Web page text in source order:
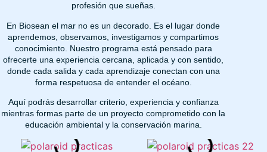
profesión que sueñas.
En Biosean el mar no es un decorado. Es el lugar donde
aprendemos, observamos, investigamos y compartimos
conocimiento. Nuestro programa está pensado para
ofrecerte una experiencia cercana, aplicada y con sentido,
donde cada salida y cada aprendizaje conectan con una
forma respetuosa de entender el océano.
Aquí podrás desarrollar criterio, experiencia y confianza
mientras formas parte de un proyecto comprometido con la
educación ambiental y la conservación marina.